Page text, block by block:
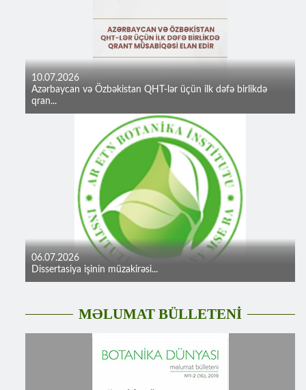
10.07.2026
Azərbaycan və Özbəkistan QHT-lər üçün ilk dəfə birlikdə
qran...
06.07.2026
Dissertasiya işinin müzakirəsi...
MƏLUMAT BÜLLETENİ